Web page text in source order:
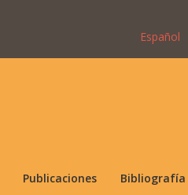
Español
Publicaciones Bibliografía